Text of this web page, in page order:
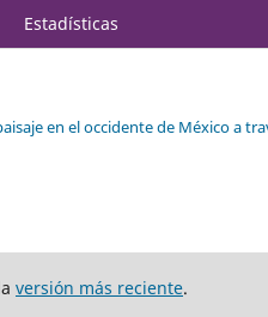
Estadísticas
en el occidente de México a
versión más reciente.